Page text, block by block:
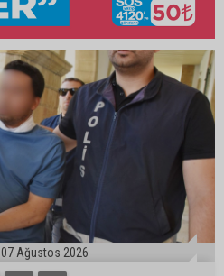
07 Ağustos 2026